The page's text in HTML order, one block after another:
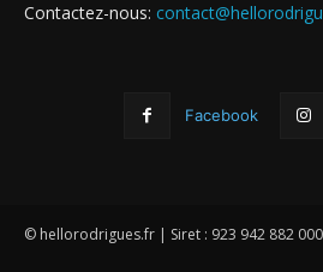
Contactez-nous:
Facebook
© hellorodrigues.fr | Siret : 923 942 882